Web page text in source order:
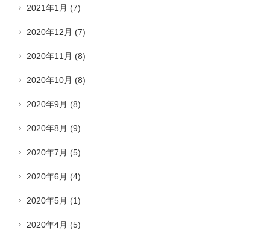
2021年1月 (7)
2020年12月 (7)
2020年11月 (8)
2020年10月 (8)
2020年9月 (8)
2020年8月 (9)
2020年7月 (5)
2020年6月 (4)
2020年5月 (1)
2020年4月 (5)